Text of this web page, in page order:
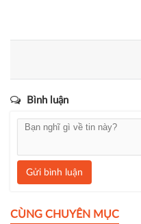
Bình luận
Gửi bình luận
CÙNG CHUYÊN MỤC